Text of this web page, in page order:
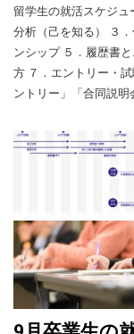
プ 留学
す
明会
す
8
ど 東
間 1
の
留
あ
養 対
事面 就職・アルバイトの求人が多い 外国人採用に積極的な職場が多い
給与水準が高い 生活面 電車・バスなどの路線・本数が多い 大きな空港
が近く、帰国や旅行に便利 娯楽施設や飲食店、小売店が
向けの対応も進んでいる。 幼稚園や保育所が多い 文化面 外
入れられやすい 外国人が多く、同じ母国の友人を見つけやすい ◆都会
生活面 物価（特に家賃、学費、生鮮食料品など）が高い 自動車の交通
量が多く、排気ガスなどで空気が
スペースを見つけにくい 山や海などが遠く、アウトドアレジャ
（静岡市） 私は東京に住んだあと、千葉県柏市を経て兵庫県姫路市に
住んでいます。こうし
に部屋は広いです。 しかし、私が就職活動をしたときには、好きな仕
事を地元でなかなか
留学生の就活スケジュール １．就職活動の全体スケジュール ２．自己分析（己を知る） ３．仕事と企業の研究（相手を知る） ４．インターンシップ ５．履歴書とエントリーシート ６．エントリーシートの書き方 ７．エントリー・試験・面接・内定 留学生の就活スケジュール 「エントリー」「合同説明会」「会社説明会」「エントリーシート」「履歴書」「筆記試験」「面接」「内々定」。留学生の就職活動の進め方の全体像と、エントリーシートや面接の成否を分ける「自己PR」や「志望動機」を書くための準備について解説します。活動が遅れがちな留学生が多いので、全体の流れを理解し、早めの準備を心がけましょう。 １．就職活動の全体スケジュール 大学3年からスタート 大学３年・M１ 5月 6月 7月 8月 9月 10月 11月 12月 1月 2月 3月 インターンシップ説明会 夏のインターンシップ 秋のインターンシップ 合同説明会が多い（３月には大きな会社の単独説明会もある） 自己分析（価値観・興味・長所） 仕事（業界・職種・企業）の研究＝検索、先輩訪問、企業訪問、インターンシップ 2022年卒業予定者の就活スケジュール 大学生の場合、日本での就職活動（就活）は3年生の最初から始まると考えてください。就職活動で一番大事なのは、自分にとってやりがいのある仕事を探すことです。自分の経験や知識、価値観をどのような分野で生かせばよいか、そのためにはどの企業のどの職種を目指すのがよいか、それを考え、研究する時期が大学3年生です。 また、3年のうちからインターンシップに積極的に参加しましょう。インターンについては、後で詳しく説明しますが、さまざまな職場や仕事を経験することで仕事選びのノウハウも高まり、自分の長所や課題に関する分析も深まります。そして、学年末に近付くと、いよいよ合同説明会などの会社説明会が始まります。就活の本格スタートです。 大学４年：エントリーシート提出→試験→面接 大学4年・M2 4月 5月 6月 7月 8月 9月 10月 11月 12月 筆記試験・面接 内々定 内 定 式 ビ ザ 変 更 春のインターンシップ 4年生になっても会社説明会は続きます。多くの場合、４～6月に面接がありますが、それより遅い時期でもインターンシップや面接はあります。なかなか内々定が出なくてもあきらめないでください。 就職活動にかかる時間 就職活動には時間がかかります。 ・自己分析、会社探し……なるべく時間をかけて自己分析や会社探しをすることをお勧めしますが、短い期間でやろうとする場合でも会社探しには2、3カ月かかります。 ・正式な採用内定をもらうと在留資格変更の手続きに入りますが、変更手続きには通常3カ月ぐらいかかるので、大学4年の12月ごろに申請を行います。 ２．自己分析（己を知る） 就活では、自分にとってやりがいのある仕事、自分の能力や適性を発揮できる職場を探しましょう。日本では、あまりに短い期間で転職をくり返すと、再就職先の選択肢が減っていきます。採用する側が「この人を採用しても長続きするのだろうか」と不安になるからです。長く働き続けるためにも、仕事を通じてやりがいを感じ充実した人生を過ごすためにも、自分に合った仕事や職場を見つけることが大切です。 そのための第一歩が自己分析です。自己分析ができていないと自分に合った仕事も分かりません。自分の経験（学校生活、社会活動、アルバイトなど）を振り返りながら、下記のようなポイントをくり返し分析してください。 ・自分の価値観 ・自分の興味 ・自分の能力（何が得意か、何ができるか） ３．仕事と企業の研究（相手を知る） 自分の価値観、興味、能力が見えてきたら、それに合う仕事や職場を探しましょう。それには、仕事や会社の内容を知らなければなりません。どのようにすれば、仕事や会社の内容を調べられるのでしょうか。 「なぜ当社で働きたいのですか？」 採用面接でよく聞かれる質問に次のようなものがあります。 ✔︎「なぜ当社を志望するのですか？」 ✔︎「なぜこの仕事をしたいのですか？」 ✔︎「あなたはどうやって当社に貢献できますか？」 自己分析や会社分析ができていないと、これらの質問に的確に答えられません。逆に、十分な自己分析と会社分析を経て応募した会社なら、その会社があなたに合っている確率が高く、こうした質問にも的確に答えることができます。 会社と仕事の研究 やりたい仕事、行きたい会社を探すには、次のような角度から情報を収集し分析していきましょう。 業界研究 興味のある業界を広く調べましょう。その業界はだれに何を提供しているのか、その業界で自分のできる仕事は何かなどを調べます。その際、学生は消費者に商品やサービスを提供しているB to C（Business to Consumer）の業界だけに目を向けがちですが、企業向けに商品やサービスを提供しているB to B（Business to Business）の業界についても調べましょう。 企業研究、職種研究 エントリーシートや面接で「この業界の中でなぜ当社を志望するのですか？」と問われたときに説得力のある答えを用意できるよう、会社の事業内容や強み、社風、他社との違いなどをしっかり調べましょう。当然、その会社にどういう職種があるのかも知らなければなりません。そのためには、例えば次のような方法があります。 ✔︎ インターネットで情報を集める ✔︎ 先輩に聞く（できれば、先輩に会って聞く） ✔︎ 会社説明会に参加する ✔︎ インターンシップでその会社か同業他社で働く 大学での専攻と就職の職種 学校での専攻と就職先の職種 留学生の場合、学校で専攻した内容と就職での職種が合致しないと、技術・人文知識・国際の在留資格を取得できないことがあります。在留資格の関係で自分にできる仕事とできない仕事があることに留意してください。 留学の専攻と就職時の職種 特定技能 また、中には日本で働くのは数年と決めている留学生もいることでしょう。その場合、「特定技能」という在留資格を目指す留学生も増えてきています。日本語能力試験（JLPT）・N４以上と働きたい産業分野の技能測定試験に合格し、企業と雇用契約を結べば、特定技能の在留資格を取得する条件がそろいます。 特定技能につい